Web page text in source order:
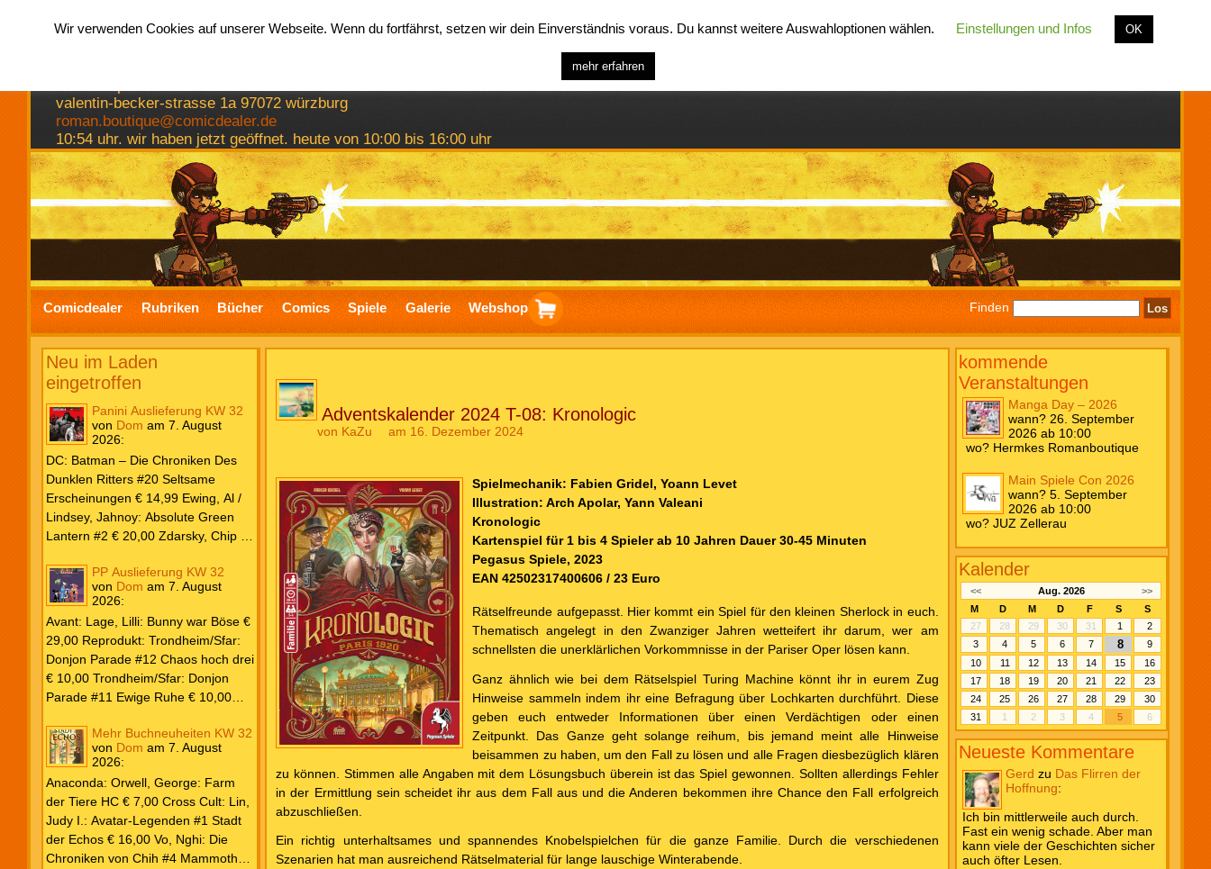
valentin-becker-strasse 1a 97072 würzburg
roman.boutique@comicdealer.de
10:54 uhr. wir haben jetzt geöffnet. heute von 10:00 bis 16:00 uhr
Comicdealer Rubriken Bücher Comics Spiele Galerie Webshop Finden
Neu im Laden
eingetroffen
Panini Auslieferung KW 32
von Dom am 7. August
2026:
DC: Batman – Die Chroniken Des
Dunklen Ritters #20 Seltsame
Erscheinungen € 14,99 Ewing, Al /
Lindsey, Jahnoy: Absolute Green
Lantern #2 € 20,00 Zdarsky, Chip /
Paperback #4 € 35,00 Watters, Dan;
Soy, Dexter: Nightwing 2024 #7 €
Rafa: Absolute Superman #5 € 9,99
Marvel: Marvel Origins Collection
HC #74 Daredevil 7 € 14,99 Ewing,
Al / Gomez, Carlos: Venom (2025)
#3 € 20,00 Andrews, Kaare /
Guggenheim, Marc: Spider-Man &
Wolverine #3 € 9,99 North, Ryan /
Carratu, Vincenzo: Hulk macht alles
kaputt! € 16,00 Ewing, Al / Walker,
Kevin / Various: Marvel – Schwarz
Weiß & Blut #8 … und Gedärme €
26,00 Buscema, Sal / Dematteis, J.
M.: Spektakuläre Spider-Man – Die
PP Auslieferung KW 32
von Dom am 7. August
2026:
Avant: Lage, Lilli: Bunny war Böse €
29,00 Reprodukt: Trondheim/Sfar:
Donjon Parade #12 Chaos hoch drei
€ 10,00 Trondheim/Sfar: Donjon
Parade #11 Ewige Ruhe € 10,00
Neuedition € 35,00 Zauberstern
Comics: Ben’s Bande #4 Aug 2026
Mehr Buchneuheiten KW 32
von Dom am 7. August
2026:
Anaconda: Orwell, George: Farm
der Tiere HC € 7,00 Cross Cult: Lin,
Judy I.: Avatar-Legenden #1 Stadt
der Echos € 16,00 Vo, Nghi: Die
Chroniken von Chih #4 Mammoths
Adventskalender 2024 T-08: Kronologic
von KaZu am 16. Dezember 2024
Spielmechanik: Fabien Gridel, Yoann Levet
Illustration: Arch Apolar, Yann Valeani
Kronologic
Kartenspiel für 1 bis 4 Spieler ab 10 Jahren Dauer 30-45 Minuten
Pegasus Spiele, 2023
EAN 42502317400606 / 23 Euro
Rätselfreunde aufgepasst. Hier kommt ein Spiel für den kleinen Sherlock in euch.
Thematisch angelegt in den Zwanziger Jahren wetteifert ihr darum, wer am
schnellsten die unerklärlichen Vorkommnisse in der Pariser Oper lösen kann.
Ganz ähnlich wie bei dem Rätselspiel Turing Machine könnt ihr in eurem Zug
Hinweise sammeln indem ihr eine Befragung über Lochkarten durchführt. Diese
geben euch entweder Informationen über einen Verdächtigen oder einen
Zeitpunkt. Das Ganze geht solange reihum, bis jemand meint alle Hinweise
beisammen zu haben, um den Fall zu lösen und alle Fragen diesbezüglich klären
zu können. Stimmen alle Angaben mit dem Lösungsbuch überein ist das Spiel gewonnen. Sollten allerdings Fehler
in der Ermittlung sein scheidet ihr aus dem Fall aus und die Anderen bekommen ihre Chance den Fall erfolgreich
abzuschließen.
Ein richtig unterhaltsames und spannendes Knobelspielchen für die ganze Familie. Durch die verschiedenen
Szenarien hat man ausreichend Rätselmaterial für lange lauschige Winterabende.
kommende
Veranstaltungen
Manga Day – 2026
wann? 26. September
2026 ab 10:00
wo? Hermkes Romanboutique
Main Spiele Con 2026
wann? 5. September
2026 ab 10:00
wo? JUZ Zellerau
Kalender
<< Aug. 2026
>>
M
D M D F S
S
27
28 29 30 31 1
2
3
4 5 6 7 8
9
10
11 12 13 14 15
16
17
18 19 20 21 22
23
24
25 26 27 28 29
30
31
1 2 3 4 5 6
Neueste Kommentare
Gerd zu Das Flirren der
Hoffnung:
Ich bin mittlerweile auch durch.
Fast ein wenig schade. Aber man
kann viele der Geschichten sicher
auch öfter Lesen.
Wir verwenden Cookies auf unserer Webseite. Wenn du fortfährst, setzen wir dein Einverständnis voraus. Du kannst weitere Auswahloptionen wählen. Einstellungen und Infos OK
mehr erfahren